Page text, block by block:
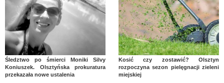
Śledztwo po śmierci Moniki Silvy
Koniuszek. Olsztyńska prokuratura
przekazała nowe ustalenia
Kosić czy zostawić? Olsztyn
rozpoczyna sezon pielęgnacji zieleni
miejskiej